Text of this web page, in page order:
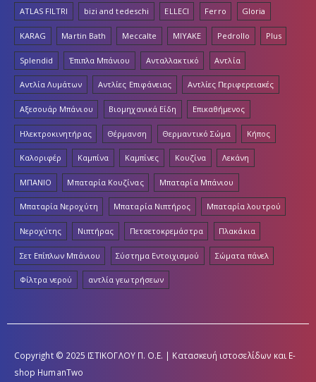
ATLAS FILTRI bizi and tedeschi ELLECI Ferro Gloria
KARAG Martin Bath Meccalte MIYAKE Pedrollo Plus
Splendid Έπιπλα Μπάνιου Ανταλλακτικό Αντλία
Αντλία Λυμάτων Αντλίες Επιφάνειας Αντλίες Περιφερειακές
Αξεσουάρ Μπάνιου Βιομηχανικά Είδη Επικαθήμενος
Ηλεκτροκινητήρας Θέρμανση Θερμαντικό Σώμα Κήπος
Καλοριφέρ Καμπίνα Καμπίνες Κουζίνα Λεκάνη
ΜΠΑΝΙΟ Μπαταρία Κουζίνας Μπαταρία Μπάνιου
Μπαταρία Νεροχύτη Μπαταρία Νιπτήρος Μπαταρία λουτρού
Νεροχύτης Νιπτήρας Πετσετοκρεμάστρα Πλακάκια
Σετ Επίπλων Μπάνιου Σύστημα Εντοιχισμού Σώματα πάνελ
Φίλτρα νερού αντλία γεωτρήσεων
Copyright © 2025 ΙΣΤΙΚΟΓΛΟΥ Π. Ο.Ε. | Κατασκευή ιστοσελίδων και E-
shop HumanTwo